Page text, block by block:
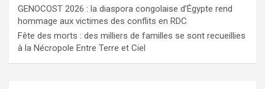
GENOCOST 2026 : la diaspora congolaise d’Égypte rend
hommage aux victimes des conflits en RDC
Fête des morts : des milliers de familles se sont recueillies
à la Nécropole Entre Terre et Ciel